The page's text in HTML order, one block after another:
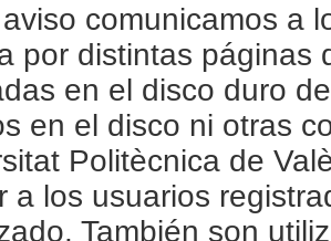
comunicamos a
por distintas páginas
en el disco duro
en el disco ni otras
Politècnica de
a los usuarios
También son